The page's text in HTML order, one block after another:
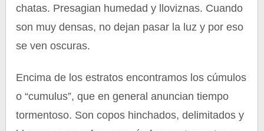
chatas. Presagian humedad y lloviznas. Cuando
son muy densas, no dejan pasar la luz y por eso
se ven oscuras.
Encima de los estratos encontramos los cúmulos
o “cumulus”, que en general anuncian tiempo
tormentoso. Son copos hinchados, delimitados y